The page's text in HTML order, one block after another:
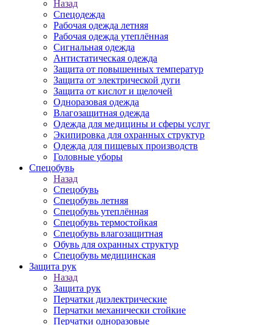
Назад
Спецодежда
Рабочая одежда летняя
Рабочая одежда утеплённая
Сигнальная одежда
Антистатическая одежда
Защита от повышенных температур
Защита от электрической дуги
Защита от кислот и щелочей
Одноразовая одежда
Влагозащитная одежда
Одежда для медицины и сферы услуг
Экипировка для охранных структур
Одежда для пищевых производств
Головные уборы
Спецобувь
Назад
Спецобувь
Спецобувь летняя
Спецобувь утеплённая
Спецобувь термостойкая
Спецобувь влагозащитная
Обувь для охранных структур
Спецобувь медицинская
Защита рук
Назад
Защита рук
Перчатки диэлектрические
Перчатки механически стойкие
Перчатки одноразовые